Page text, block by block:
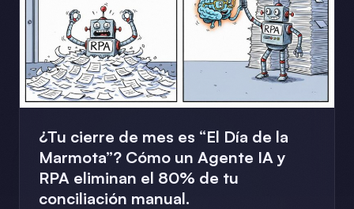
¿Tu cierre de mes es “El Día de la
Marmota”? Cómo un Agente IA y
RPA eliminan el 80% de tu
conciliación manual.